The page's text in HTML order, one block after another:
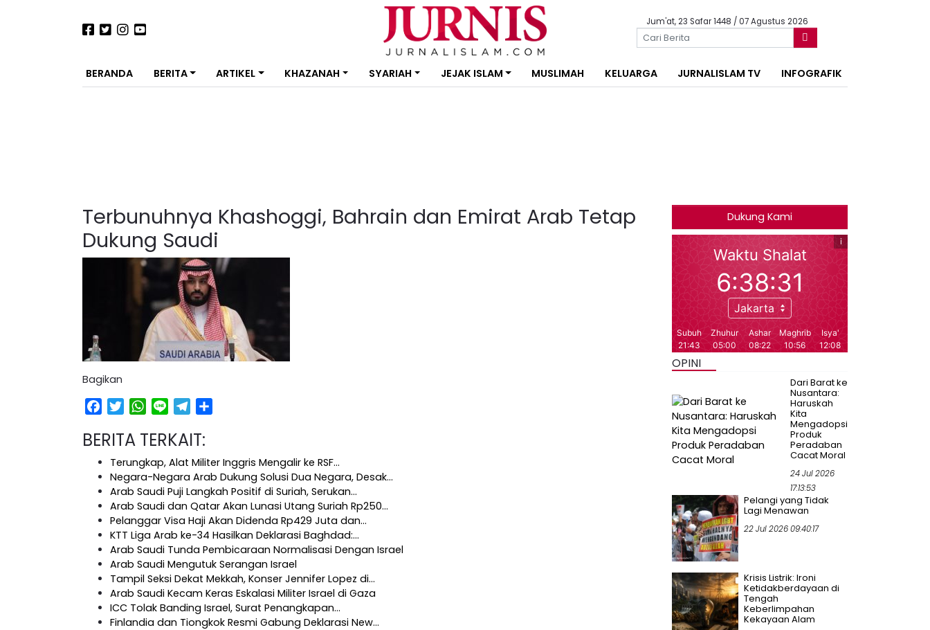
Jum'at, 23 Safar 1448 / 07 Agustus 2026
BERANDA BERITA ARTIKEL KHAZANAH SYARIAH JEJAK ISLAM MUSLIMAH KELUARGA JURNALISLAM TV INFOGRAFIK
Terbunuhnya Khashoggi, Bahrain dan Emirat Arab Tetap
Dukung Saudi
Bagikan
Facebook
TwitterWhatsApp
Line Telegram
BERITA TERKAIT:
Terungkap, Alat Militer Inggris Mengalir ke RSF…
Negara-Negara Arab Dukung Solusi Dua Negara, Desak…
Arab Saudi Puji Langkah Positif di Suriah, Serukan…
Arab Saudi dan Qatar Akan Lunasi Utang Suriah Rp250…
Pelanggar Visa Haji Akan Didenda Rp429 Juta dan…
KTT Liga Arab ke-34 Hasilkan Deklarasi Baghdad:…
Arab Saudi Tunda Pembicaraan Normalisasi Dengan Israel
Arab Saudi Mengutuk Serangan Israel
Tampil Seksi Dekat Mekkah, Konser Jennifer Lopez di…
Arab Saudi Kecam Keras Eskalasi Militer Israel di Gaza
ICC Tolak Banding Israel, Surat Penangkapan…
Finlandia dan Tiongkok Resmi Gabung Deklarasi New…
Dukung Kami
OPINI
Dari Barat ke
Nusantara:
Haruskah
Kita
Mengadopsi
Produk
Peradaban
Cacat Moral
24 Jul 2026
17:13:53
Pelangi yang Tidak
Lagi Menawan
22 Jul 2026 09:40:17
Krisis Listrik: Ironi
Ketidakberdayaan di
Tengah
Keberlimpahan
Kekayaan Alam